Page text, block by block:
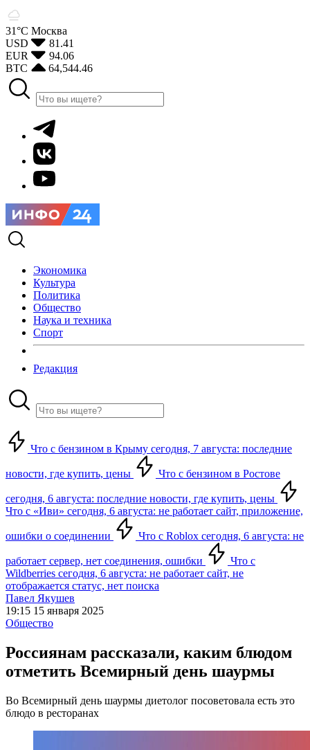
31°С Москва
USD
81.41
EUR
94.06
BTC
64,544.46
Экономика
Культура
Политика
Общество
Наука и техника
Спорт
Редакция
Что с бензином в Крыму сегодня, 7 августа: последние
новости, где купить, цены Что с бензином в Ростове
сегодня, 6 августа: последние новости, где купить, цены
Что с «Иви» сегодня, 6 августа: не работает сайт, приложение,
ошибки о соединении Что с Roblox сегодня, 6 августа: не
работает сервер, нет соединения, ошибки
Что с
Wildberries сегодня, 6 августа: не работает сайт, не
отображается статус, нет поиска
Павел Якушев
19:15 15 января 2025
Общество
Россиянам рассказали, каким блюдом
отметить Всемирный день шаурмы
Во Всемирный день шаурмы диетолог посоветовала есть это
блюдо в ресторанах